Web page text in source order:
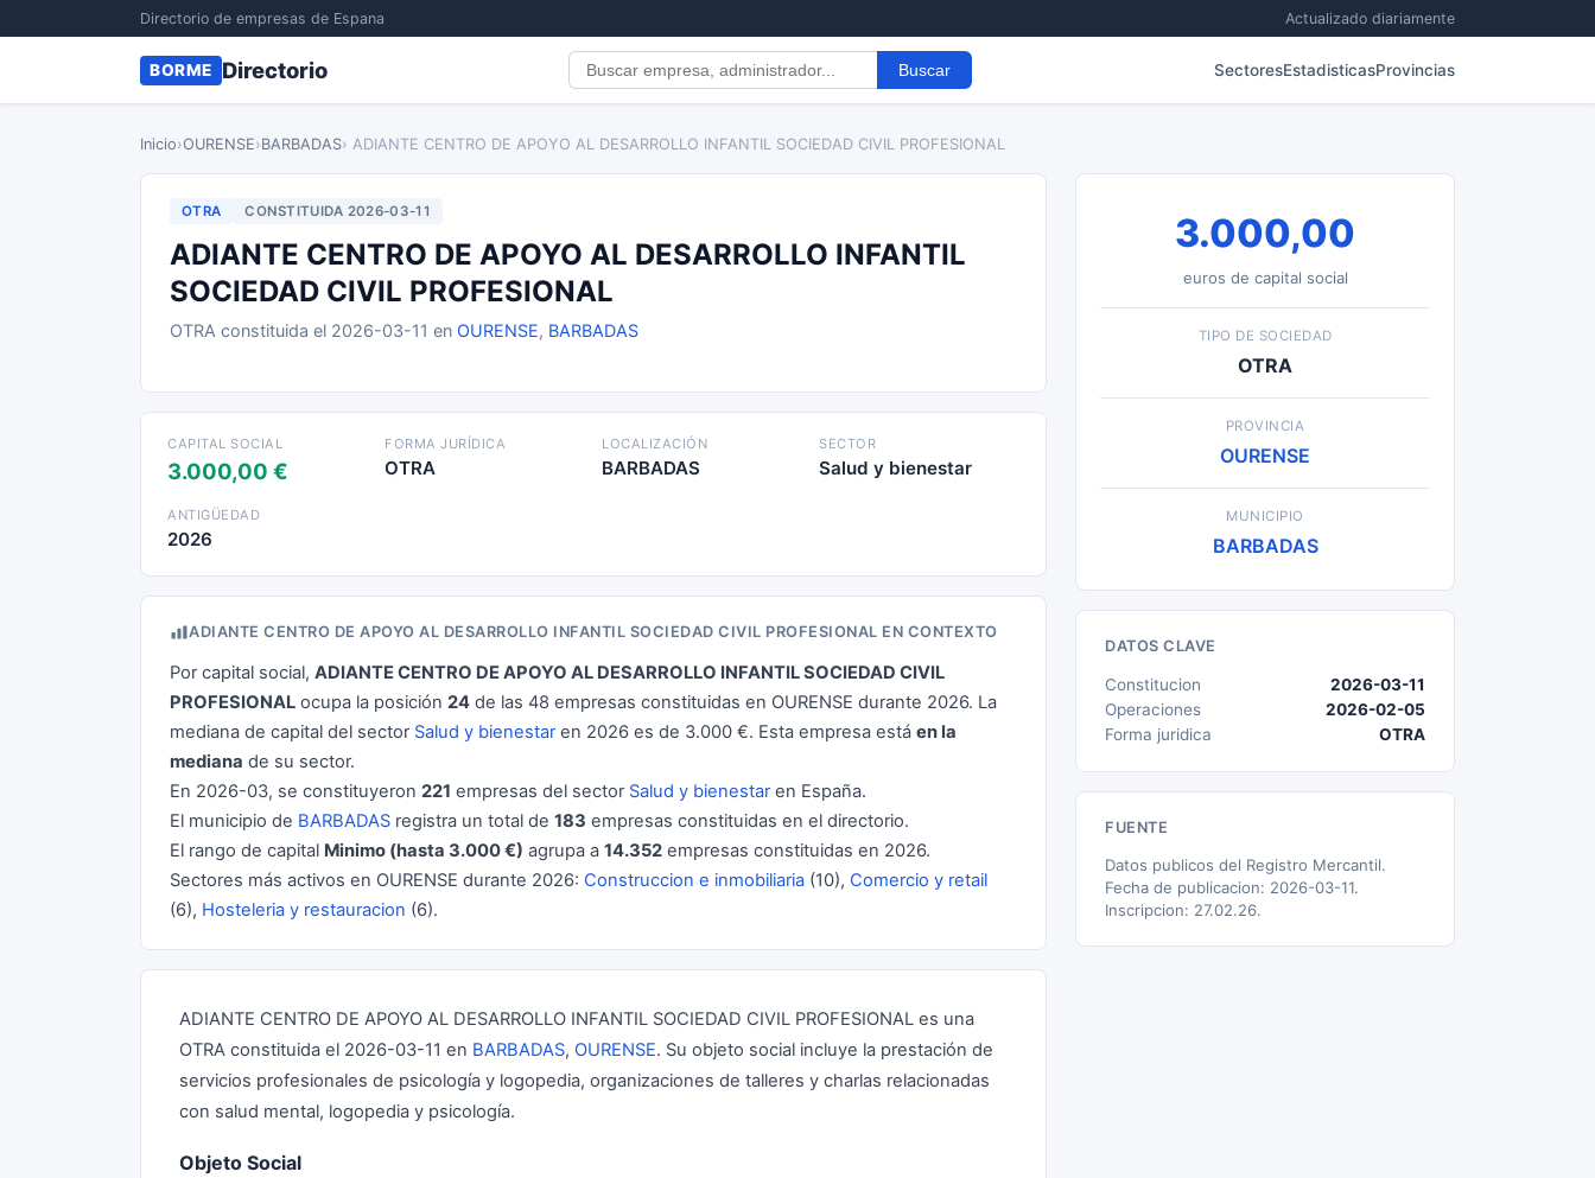
Directorio de empresas de Espana Actualizado diariamente
BORME Directorio Buscar SectoresEstadisticasProvincias
Inicio›OURENSE›BARBADAS› ADIANTE CENTRO DE APOYO AL DESARROLLO INFANTIL SOCIEDAD CIVIL PROFESIONAL
OTRA CONSTITUIDA 2026-03-11
ADIANTE CENTRO DE APOYO AL DESARROLLO INFANTIL
SOCIEDAD CIVIL PROFESIONAL
OTRA constituida el 2026-03-11 en OURENSE, BARBADAS
CAPITAL SOCIAL
3.000,00 €
FORMA JURÍDICA
OTRA
LOCALIZACIÓN
BARBADAS
SECTOR
Salud y bienestar
ANTIGÜEDAD
2026
ADIANTE CENTRO DE APOYO AL DESARROLLO INFANTIL SOCIEDAD CIVIL PROFESIONAL EN CONTEXTO
Por capital social, ADIANTE CENTRO DE APOYO AL DESARROLLO INFANTIL SOCIEDAD CIVIL
PROFESIONAL ocupa la posición 24 de las 48 empresas constituidas en OURENSE durante 2026. La
mediana de capital del sector Salud y bienestaren 2026 es de 3.000 €. Esta empresa está en la
mediana de su sector.
En 2026-03, se constituyeron 221 empresas del sector Salud y bienestaren España.
El municipio de BARBADAS registra un total de 183 empresas constituidas en el directorio.
El rango de capital Minimo (hasta 3.000 €) agrupa a 14.352 empresas constituidas en 2026.
Sectores más activos en OURENSE durante 2026: Construccion e inmobiliaria (10), Comercio y retail
(6), Hosteleria y restauracion (6).
ADIANTE CENTRO DE APOYO AL DESARROLLO INFANTIL SOCIEDAD CIVIL PROFESIONAL es una
OTRA constituida el 2026-03-11 en BARBADAS, OURENSE. Su objeto social incluye la prestación de
servicios profesionales de psicología y logopedia, organizaciones de talleres y charlas relacionadas
con salud mental, logopedia y psicología.
Objeto Social
3.000,00
euros de capital social
TIPO DE SOCIEDAD
OTRA
PROVINCIA
OURENSE
MUNICIPIO
BARBADAS
DATOS CLAVE
Constitucion
2026-03-11
Operaciones
2026-02-05
Forma juridica
OTRA
FUENTE
Datos publicos del Registro Mercantil.
Fecha de publicacion: 2026-03-11.
Inscripcion: 27.02.26.